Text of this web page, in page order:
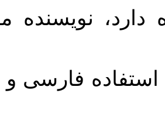
نویسنده
استفاده فارسی